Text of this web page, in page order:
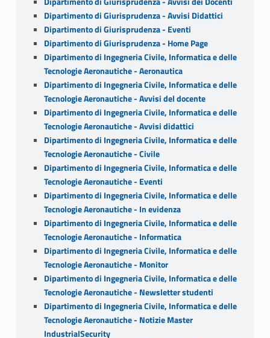
Dipartimento di Giurisprudenza - Avvisi Didattici
Dipartimento di Giurisprudenza - Eventi
Dipartimento di Giurisprudenza - Home Page
Dipartimento di Ingegneria Civile, Informatica e delle
Tecnologie Aeronautiche - Aeronautica
Dipartimento di Ingegneria Civile, Informatica e delle
Tecnologie Aeronautiche - Avvisi del docente
Dipartimento di Ingegneria Civile, Informatica e delle
Tecnologie Aeronautiche - Avvisi didattici
Dipartimento di Ingegneria Civile, Informatica e delle
Tecnologie Aeronautiche - Civile
Dipartimento di Ingegneria Civile, Informatica e delle
Tecnologie Aeronautiche - Eventi
Dipartimento di Ingegneria Civile, Informatica e delle
Tecnologie Aeronautiche - In evidenza
Dipartimento di Ingegneria Civile, Informatica e delle
Tecnologie Aeronautiche - Informatica
Dipartimento di Ingegneria Civile, Informatica e delle
Tecnologie Aeronautiche - Monitor
Dipartimento di Ingegneria Civile, Informatica e delle
Tecnologie Aeronautiche - Newsletter studenti
Dipartimento di Ingegneria Civile, Informatica e delle
Tecnologie Aeronautiche - Notizie Master
IndustrialSecurity